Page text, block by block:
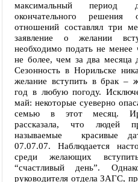
максимальный период
окончательного решения
отношений составлял три
заявление о желании
необходимо подать не
не более, чем за два месяца
Сезонность в Норильске
желание вступить в брак –
год в любую погоду.
май: некоторые суеверно
семью в этот месяц.
рассказала, что людей
называемые красивые
07.07.07. Наблюдается
среди желающих
“счастливый день”.
руководителя отдела ЗАГС,